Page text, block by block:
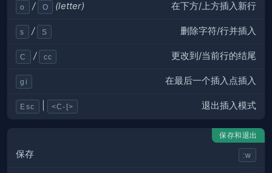
o / O (letter) 在下方/上方插入新行
s / S 删除字符/行并插入
C / cc 更改到/当前行的结尾
gi 在最后一个插入点插入
Esc <C-[> 退出插入模式
保存和退出
保存 :w